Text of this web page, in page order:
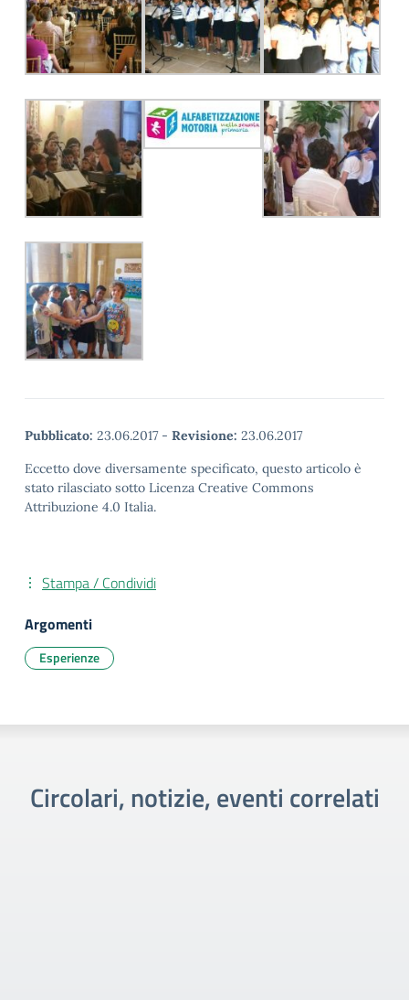
Pubblicato: 23.06.2017 - Revisione: 23.06.2017
Eccetto dove diversamente specificato, questo articolo è
stato rilasciato sotto Licenza Creative Commons
Attribuzione 4.0 Italia.
Stampa / Condividi
Argomenti
Esperienze
Circolari, notizie, eventi correlati